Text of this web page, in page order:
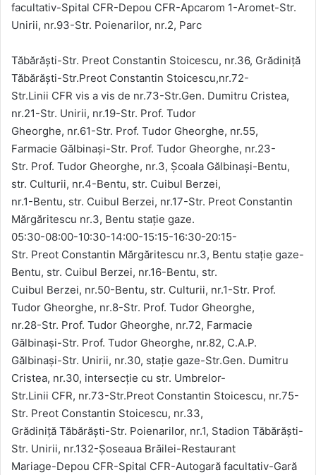
facultativ-Spital CFR-Depou CFR-Apcarom 1-Aromet-Str.
Unirii, nr.93-Str. Poienarilor, nr.2, Parc
Tăbărăști-Str. Preot Constantin Stoicescu, nr.36, Grădiniță
Tăbărăști-Str.Preot Constantin Stoicescu,nr.72-
Str.Linii CFR vis a vis de nr.73-Str.Gen. Dumitru Cristea,
nr.21-Str. Unirii, nr.19-Str. Prof. Tudor
Gheorghe, nr.61-Str. Prof. Tudor Gheorghe, nr.55,
Farmacie Gălbinași-Str. Prof. Tudor Gheorghe, nr.23-
Str. Prof. Tudor Gheorghe, nr.3, Școala Gălbinași-Bentu,
str. Culturii, nr.4-Bentu, str. Cuibul Berzei,
nr.1-Bentu, str. Cuibul Berzei, nr.17-Str. Preot Constantin
Mărgăritescu nr.3, Bentu stație gaze.
05:30-08:00-10:30-14:00-15:15-16:30-20:15-
Str. Preot Constantin Mărgăritescu nr.3, Bentu stație gaze-
Bentu, str. Cuibul Berzei, nr.16-Bentu, str.
Cuibul Berzei, nr.50-Bentu, str. Culturii, nr.1-Str. Prof.
Tudor Gheorghe, nr.8-Str. Prof. Tudor Gheorghe,
nr.28-Str. Prof. Tudor Gheorghe, nr.72, Farmacie
Gălbinași-Str. Prof. Tudor Gheorghe, nr.82, C.A.P.
Gălbinași-Str. Unirii, nr.30, stație gaze-Str.Gen. Dumitru
Cristea, nr.30, intersecție cu str. Umbrelor-
Str.Linii CFR, nr.73-Str.Preot Constantin Stoicescu, nr.75-
Str. Preot Constantin Stoicescu, nr.33,
Grădiniță Tăbărăști-Str. Poienarilor, nr.1, Stadion Tăbărăști-
Str. Unirii, nr.132-Şoseaua Brăilei-Restaurant
Mariage-Depou CFR-Spital CFR-Autogară facultativ-Gară